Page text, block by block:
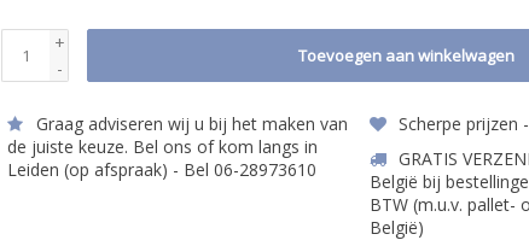
+
-
Toevoegen aan winkelwagen
Graag adviseren wij u bij het maken van
de juiste keuze. Bel ons of kom langs in
Leiden (op afspraak) - Bel 06-28973610
Scherpe prijzen
GRATIS
België bij
BTW (m.u.v. pallet-
België)